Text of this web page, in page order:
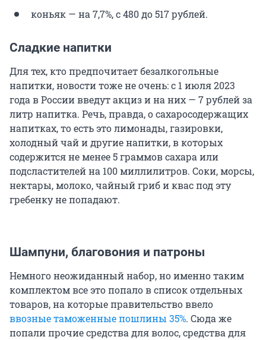
коньяк — на 7,7%, с 480 до 517 рублей.
Сладкие напитки
Для тех, кто предпочитает безалкогольные
напитки, новости тоже не очень: с 1 июля 2023
года в России введут акциз и на них — 7 рублей за
литр напитка. Речь, правда, о сахаросодержащих
напитках, то есть это лимонады, газировки,
холодный чай и другие напитки, в которых
содержится не менее 5 граммов сахара или
подсластителей на 100 миллилитров. Соки, морсы,
нектары, молоко, чайный гриб и квас под эту
гребенку не попадают.
Шампуни, благовония и патроны
Немного неожиданный набор, но именно таким
комплектом все это попало в список отдельных
товаров, на которые правительство ввело
ввозные таможенные пошлины 35%. Сюда же
попали прочие средства для волос, средства для